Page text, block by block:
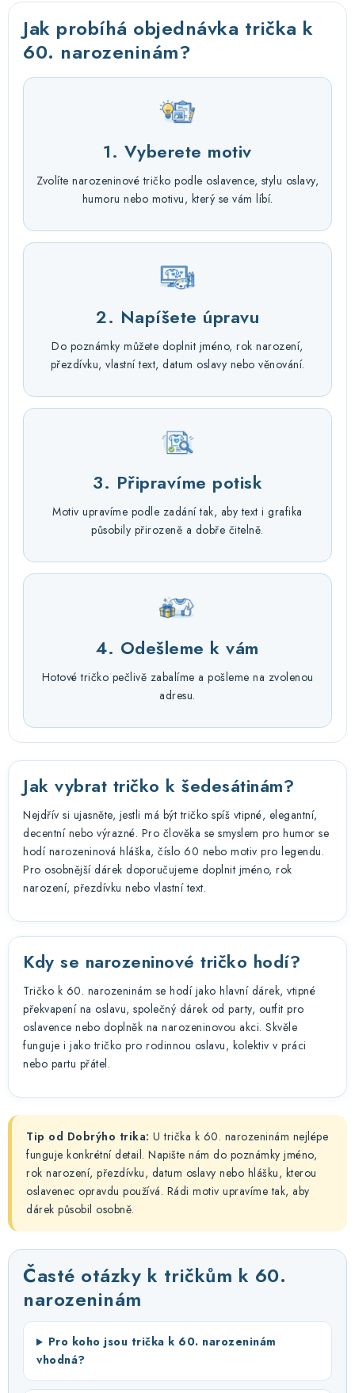
Jak probíhá objednávka trička k
60. narozeninám?
1. Vyberete motiv
Zvolíte narozeninové tričko podle oslavence, stylu oslavy,
humoru nebo motivu, který se vám líbí.
2. Napíšete úpravu
Do poznámky můžete doplnit jméno, rok narození,
přezdívku, vlastní text, datum oslavy nebo věnování.
3. Připravíme potisk
Motiv upravíme podle zadání tak, aby text i grafika
působily přirozeně a dobře čitelně.
4. Odešleme k vám
Hotové tričko pečlivě zabalíme a pošleme na zvolenou
adresu.
Jak vybrat tričko k šedesátinám?
Nejdřív si ujasněte, jestli má být tričko spíš vtipné, elegantní,
decentní nebo výrazné. Pro člověka se smyslem pro humor se
hodí narozeninová hláška, číslo 60 nebo motiv pro legendu.
Pro osobnější dárek doporučujeme doplnit jméno, rok
narození, přezdívku nebo vlastní text.
Kdy se narozeninové tričko hodí?
Tričko k 60. narozeninám se hodí jako hlavní dárek, vtipné
překvapení na oslavu, společný dárek od party, outfit pro
oslavence nebo doplněk na narozeninovou akci. Skvěle
funguje i jako tričko pro rodinnou oslavu, kolektiv v práci
nebo partu přátel.
Tip od Dobrýho trika: U trička k 60. narozeninám nejlépe
funguje konkrétní detail. Napište nám do poznámky jméno,
rok narození, přezdívku, datum oslavy nebo hlášku, kterou
oslavenec opravdu používá. Rádi motiv upravíme tak, aby
dárek působil osobně.
Časté otázky k tričkům k 60.
narozeninám
Pro koho jsou trička k 60. narozeninám
vhodná?